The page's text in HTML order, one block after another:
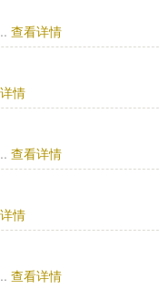
查看详情
情
查看详情
情
查看详情